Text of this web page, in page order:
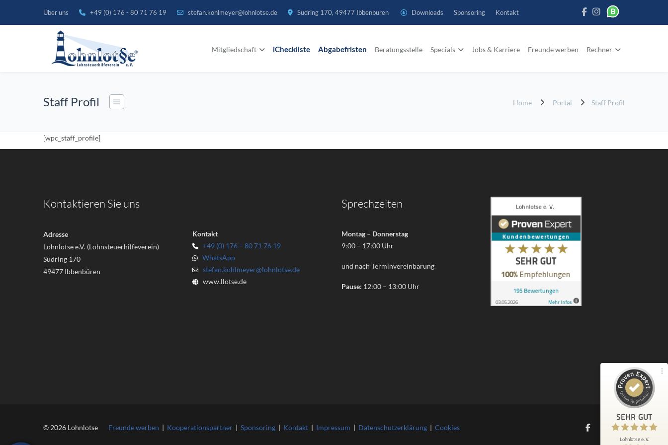
Über uns +49 (0) 176 - 80 71 76 19 stefan.kohlmeyer@lohnlotse.de Südring 170, 49477 Ibbenbüren Downloads Sponsoring Kontakt
Mitgliedschaft iCheckliste Abgabefristen Beratungsstelle Specials Jobs & Karriere Freunde werben Rechner
Staff Profil Home Portal Staff Profil
[wpc_staff_profile]
Kontaktieren Sie uns
Adresse
Lohnlotse e.V. (Lohnsteuerhilfeverein)
Südring 170
49477 Ibbenbüren
Kontakt
+49 (0) 176 – 80 71 76 19
WhatsApp
stefan.kohlmeyer@lohnlotse.de
www.llotse.de
Sprechzeiten
Montag – Donnerstag
9:00 – 17:00 Uhr
und nach Terminvereinbarung
Pause: 12:00 – 13:00 Uhr
© 2026 Lohnlotse Freunde werben | Kooperationspartner | Sponsoring | Kontakt | Impressum | Datenschutzerklärung | Cookies
SEHR GUT
Lohnlotse e. V.
Kundenbewertungen und Erfahrungen zu
106
Bewertungen auf
ProvenExpert.com
Blick aufs ProvenExpert-Profil werfen
Anonym
5
Eine sehr schnelle und hilfreiche